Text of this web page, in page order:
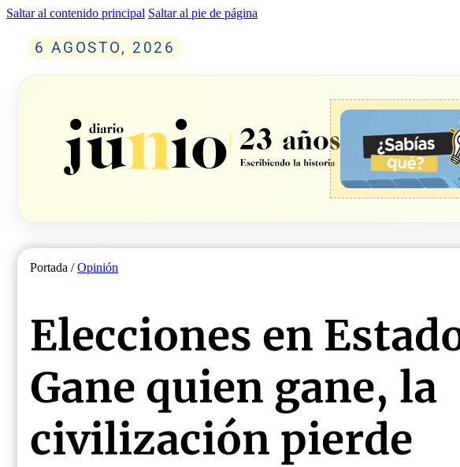
Saltar al contenido principal Saltar al pie de página
6 AGOSTO, 2026
Portada /Opinión
Elecciones en
Gane quien gane, la
civilización pierde